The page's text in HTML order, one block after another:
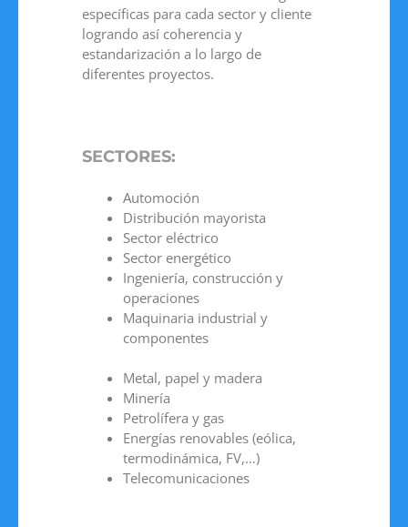
específicas para cada sector y cliente
logrando así coherencia y
estandarización a lo largo de
diferentes proyectos.
SECTORES:
Automoción
Distribución mayorista
Sector eléctrico
Sector energético
Ingeniería, construcción y
operaciones
Maquinaria industrial y
componentes
Metal, papel y madera
Minería
Petrolífera y gas
Energías renovables (eólica,
termodinámica, FV,…)
Telecomunicaciones